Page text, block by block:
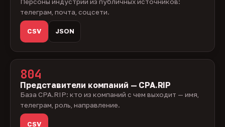
телеграм, почта, соцсети.
CSV JSON
804
Представители компаний — CPA.RIP
База CPA.RIP: кто из компаний с чем выходит — имя,
телеграм, роль, направление.
CSV